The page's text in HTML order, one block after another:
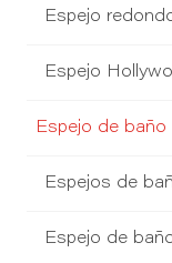
Espejo
Espejo
Espejo de baño
Espejos de
Espejo de